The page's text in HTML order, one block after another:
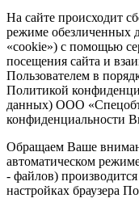
На сайте происходит
режиме обезличенных
«cookie») с помощью
посещения сайта и
Пользователем в
Политикой
данных) ООО
конфиденциальности
Обращаем Ваше
автоматическом
- файлов)
настройках браузера